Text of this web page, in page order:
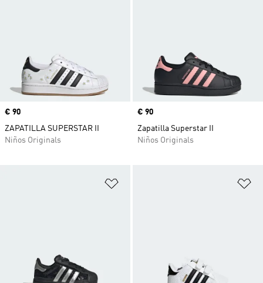
Precio
€ 90
ZAPATILLA SUPERSTAR II
Niños Originals
Precio
€ 90
Zapatilla Superstar II
Niños Originals